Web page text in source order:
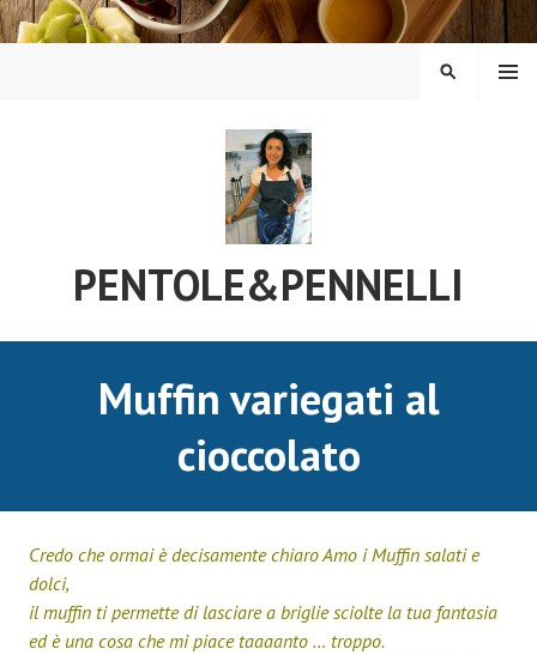
Vai
al
PENTOLE&PENNELLI
MENU
CERCA
Muffin variegati al
cioccolato
Credo che ormai è decisamente chiaro Amo i Muffin salati e
dolci,
il muffin ti permette di lasciare a briglie sciolte la tua fantasia
ed è una cosa che mi piace taaaanto … troppo.